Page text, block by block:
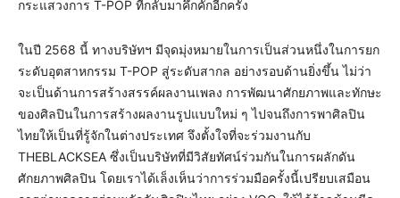
กระแสวงการ T-POP ที่กลับมาคึกคักอีกครั้ง
ในปี 2568 นี้ ทางบริษัทฯ มีจุดมุ่งหมายในการเป็นส่วนหนึ่งในการยก
ระดับอุตสาหกรรม T-POP สู่ระดับสากล อย่างรอบด้านยิ่งขึ้น ไม่ว่า
จะเป็นด้านการสร้างสรรค์ผลงานเพลง การพัฒนาศักยภาพและทักษะ
ของศิลปินในการสร้างผลงานรูปแบบใหม่ ๆ ไปจนถึงการพาศิลปิน
ไทยให้เป็นที่รู้จักในต่างประเทศ จึงตั้งใจที่จะร่วมงานกับ
THEBLACKSEA ซึ่งเป็นบริษัทที่มีวิสัยทัศน์ร่วมกันในการผลักดัน
ศักยภาพศิลปิน โดยเราได้เล็งเห็นว่าการร่วมมือครั้งนี้เปรียบเสมือน